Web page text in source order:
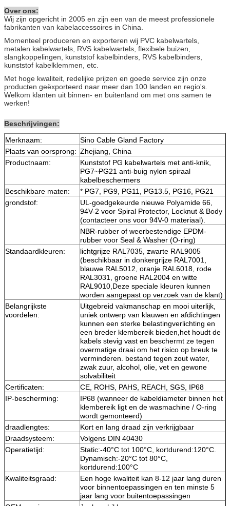
Over ons:
Wij zijn opgericht in 2005 en zijn een van de meest professionele
fabrikanten van kabelaccessoires in China.
Momenteel produceren en exporteren wij PVC kabelwartels,
metalen kabelwartels, RVS kabelwartels, flexibele buizen,
slangkoppelingen, kunststof kabelbinders, RVS kabelbinders,
kunststof kabelklemmen, etc.
Met hoge kwaliteit, redelijke prijzen en goede service zijn onze
producten geëxporteerd naar meer dan 100 landen en regio's.
Welkom klanten uit binnen- en buitenland om met ons samen te
werken!
Beschrijvingen:
Merknaam:
Sino Cable Gland Factory
Plaats van oorsprong: Zhejiang, China
Productnaam:
Kunststof PG kabelwartels met anti-knik,
PG7~PG21 anti-buig nylon spiraal
kabelbeschermers
Beschikbare maten:
* PG7, PG9, PG11, PG13.5, PG16, PG21
grondstof:
UL-goedgekeurde nieuwe Polyamide 66,
94V-2 voor Spiral Protector, Locknut & Body
(contacteer ons voor 94V-0 materiaal).
NBR-rubber of weerbestendige EPDM-
rubber voor Seal & Washer (O-ring)
Standaardkleuren:
lichtgrijze RAL7035, zwarte RAL9005
(beschikbaar in donkergrijze RAL7001,
blauwe RAL5012, oranje RAL6018, rode
RAL3031, groene RAL2004 en witte
RAL9010,Deze speciale kleuren kunnen
worden aangepast op verzoek van de klant)
Belangrijkste
voordelen:
Uitgebreid vakmanschap en mooi uiterlijk,
uniek ontwerp van klauwen en afdichtingen
kunnen een sterke belastingverlichting en
een breder klembereik bieden,het houdt de
kabels stevig vast en beschermt ze tegen
overmatige draai om het risico op breuk te
verminderen. bestand tegen zout water,
zwak zuur, alcohol, olie, vet en gewone
solvabiliteit
Certificaten:
CE, ROHS, PAHS, REACH, SGS, IP68
IP-bescherming:
IP68 (wanneer de kabeldiameter binnen het
klembereik ligt en de wasmachine / O-ring
wordt gemonteerd)
draadlengtes:
Kort en lang draad zijn verkrijgbaar
Draadsysteem:
Volgens DIN 40430
Operatietijd:
Static:-40°C tot 100°C, kortdurend:120°C.
Dynamisch:-20°C tot 80°C,
kortdurend:100°C
Kwaliteitsgraad:
Een hoge kwaliteit kan 8-12 jaar lang duren
voor binnentoepassingen en ten minste 5
jaar lang voor buitentoepassingen